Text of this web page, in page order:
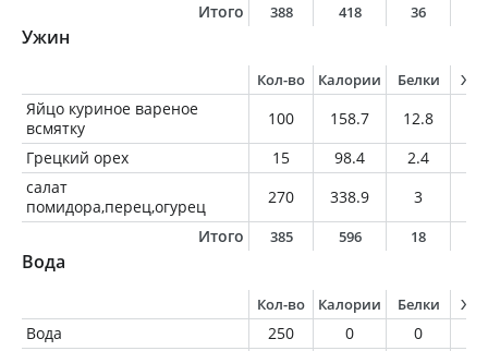
Итого
388 418 36
Ужин
Кол-во Калории Белки
Яйцо куриное вареное
всмятку
100 158.7 12.8
Грецкий орех
15 98.4 2.4
салат
помидора,перец,огурец
270 338.9 3
Итого
385 596 18
Вода
Кол-во Калории Белки
Вода 250 0 0